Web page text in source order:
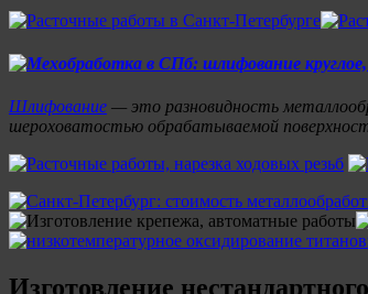
Шлифование — это разновидность
шероховатостью обрабатываемой
Изготовление